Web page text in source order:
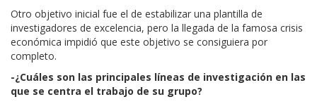
Otro objetivo inicial fue el de estabilizar una plantilla de
investigadores de excelencia, pero la llegada de la famosa crisis
económica impidió que este objetivo se consiguiera por
completo.
-¿Cuáles son las principales líneas de investigación en las
que se centra el trabajo de su grupo?